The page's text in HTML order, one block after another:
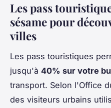
Les pass
sésame pour
villes
Les pass touristiques
jusqu'à 40% sur votre
transport. Selon l'Office
des visiteurs urbains